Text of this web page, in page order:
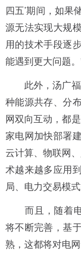
四五’期间，如果
源无法实现大规
用的技术手段逐
能遇到更大问题。
此外，汤广福
种能源共存、分
网双向互动，都
家电网加快部署
云计算、物联网
术越来越多应用
局、电力交易模
而且，随着电
将不断完善，基
熟，这都将对电